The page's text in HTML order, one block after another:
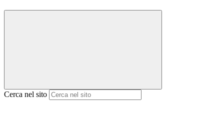
Cerca nel sito